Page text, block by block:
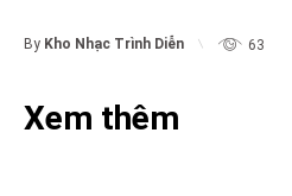
By Kho Nhạc Trình Diễn 63
Xem thêm